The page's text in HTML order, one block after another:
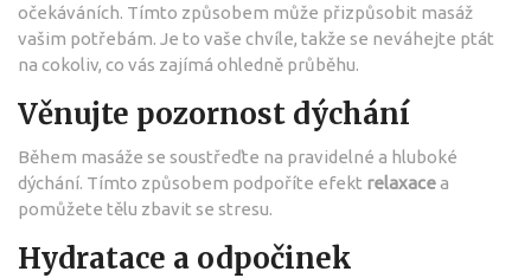
očekáváních. Tímto způsobem může přizpůsobit masáž
vašim potřebám. Je to vaše chvíle, takže se neváhejte ptát
na cokoliv, co vás zajímá ohledně průběhu.
Věnujte pozornost dýchání
Během masáže se soustřeďte na pravidelné a hluboké
dýchání. Tímto způsobem podpoříte efekt relaxacea
pomůžete tělu zbavit se stresu.
Hydratace a odpočinek